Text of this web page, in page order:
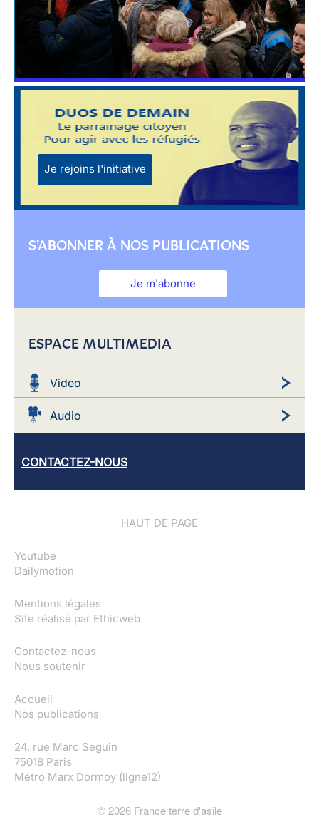
Je rejoins l'initiative
S'ABONNER À NOS PUBLICATIONS
Je m'abonne
ESPACE MULTIMEDIA
Video
Audio
CONTACTEZ-NOUS
HAUT DE PAGE
Youtube
Dailymotion
Mentions légales
Site réalisé par Ethicweb
Contactez-nous
Nous soutenir
Accueil
Nos publications
24, rue Marc Seguin
75018 Paris
Métro Marx Dormoy (ligne12)
© 2026France terre d'asile